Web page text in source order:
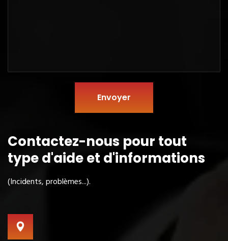
Envoyer
Contactez-nous pour tout
typed'aide et d'informations
(Incidents, problèmes...).